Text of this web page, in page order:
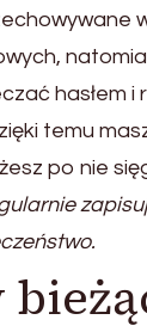
hasłem i
temu
po nie